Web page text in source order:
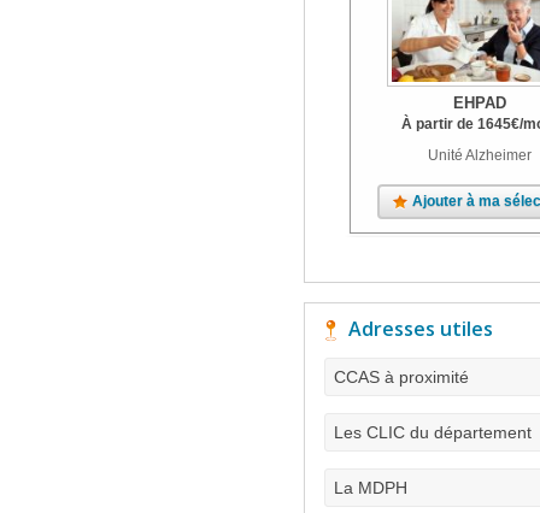
EHPAD
À partir de 1645€/
Unité Alzheimer
Ajouter à ma
Adresses utiles
CCAS à proximité
Les CLIC du département
La MDPH